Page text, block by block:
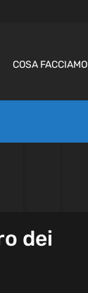
COSA FACCIAMO
dei